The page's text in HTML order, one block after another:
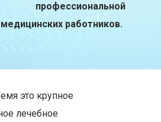
работников.
это крупное
лечебное